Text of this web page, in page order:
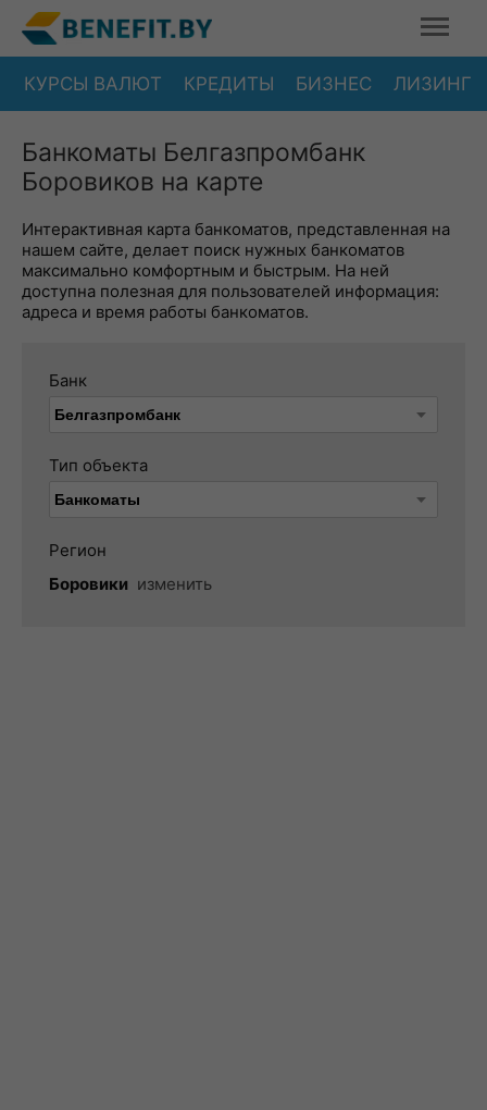
КУРСЫ ВАЛЮТ КРЕДИТЫ БИЗНЕС ЛИЗИНГ
Банкоматы Белгазпромбанк
Боровиков на карте
Интерактивная карта банкоматов, представленная на
нашем сайте, делает поиск нужных банкоматов
максимально комфортным и быстрым. На ней
доступна полезная для пользователей информация:
адреса и время работы банкоматов.
Банк
Тип объекта
Регион
Боровики изменить